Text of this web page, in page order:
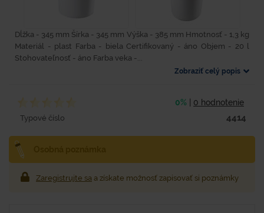
Dĺžka - 345 mm Šírka - 345 mm Výška - 385 mm Hmotnosť - 1,3 kg
Materiál - plast Farba - biela Certifikovaný - áno Objem - 20 l
Stohovateľnosť - áno Farba veka -...
Zobraziť celý popis
0% 0 hodnotenie
Typové číslo 4414
Zaregistrujte sa a získate možnosť zapisovať si poznámky